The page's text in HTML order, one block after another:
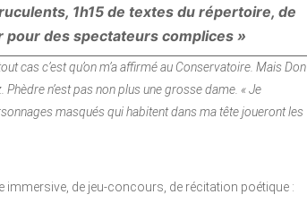
1h15 de textes du répertoire, de
des spectateurs complices »
cas c’est qu’on m’a affirmé au Conservatoire. Mais Don
Phèdre n’est pas non plus une grosse dame. « Je
masqués qui habitent dans ma tête joueront les
de jeu-concours, de récitation poétique :